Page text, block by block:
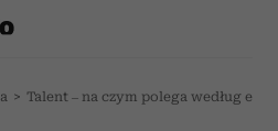
> Talent – na czym polega według